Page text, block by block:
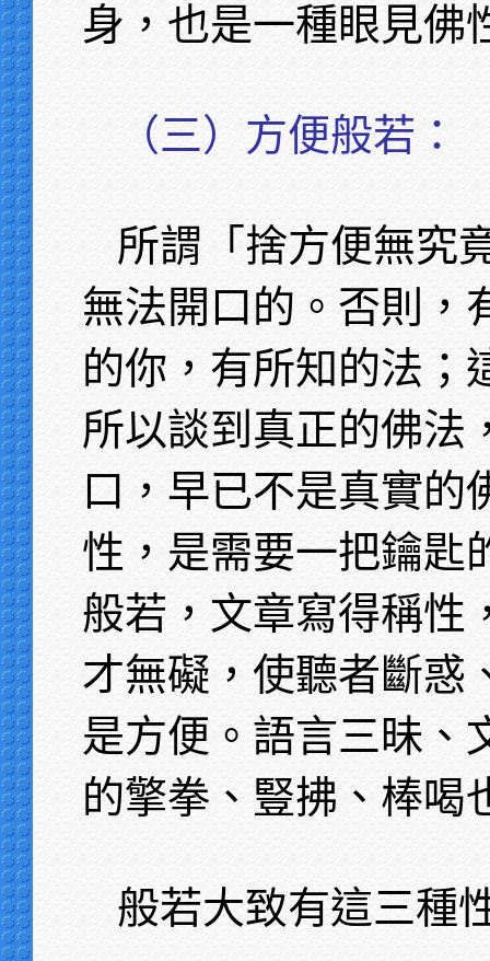
身，也是一種眼見佛
（三）方便般若：
所謂「捨方便無究
無法開口的。否則，
的你，有所知的法；
所以談到真正的佛法
口，早已不是真實的
性，是需要一把鑰匙
般若，文章寫得稱性
才無礙，使聽者斷惑
是方便。語言三昧、
的擎拳、豎拂、棒喝
般若大致有這三種